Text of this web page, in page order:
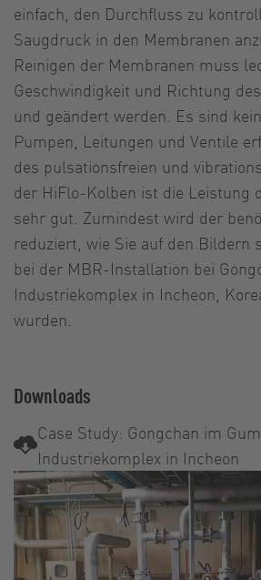
einfach, den Durchfluss zu
Saugdruck in den Membranen
Reinigen der Membranen muss
Geschwindigkeit und Richtung
und geändert werden. Es sind
Pumpen, Leitungen und Ventile
des pulsationsfreien und
der HiFlo-Kolben ist die Leistung
sehr gut. Zumindest wird der
reduziert, wie Sie auf den Bildern
bei der MBR-Installation bei
Industriekomplex in Incheon,
wurden.
Downloads
Case Study: Gongchan im
Industriekomplex in Incheon